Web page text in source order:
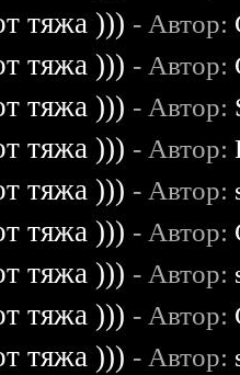
тяжа ))) - Автор:
тяжа ))) - Автор:
тяжа ))) - Автор:
тяжа ))) - Автор:
тяжа ))) - Автор:
тяжа ))) - Автор:
тяжа ))) - Автор:
тяжа ))) - Автор:
тяжа ))) - Автор: